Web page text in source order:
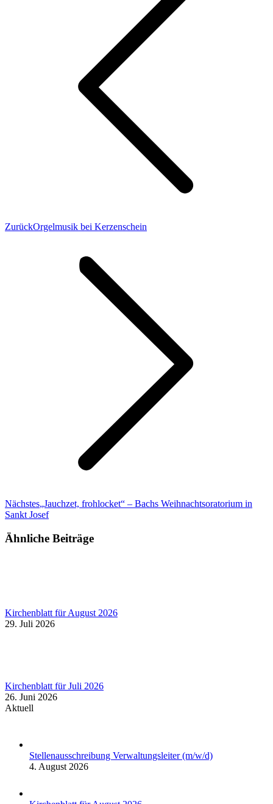
ZurückVorheriger
Orgelmusik bei Kerzenschein
NächstesNächster
Beitrag:
„Jauchzet, frohlocket“ – Bachs Weihnachtsoratorium in
Sankt Josef
Ähnliche Beiträge
Kirchenblatt für August 2026
29. Juli 2026
Kirchenblatt für Juli 2026
26. Juni 2026
Aktuell
Stellenausschreibung Verwaltungsleiter (m/w/d)
4. August 2026